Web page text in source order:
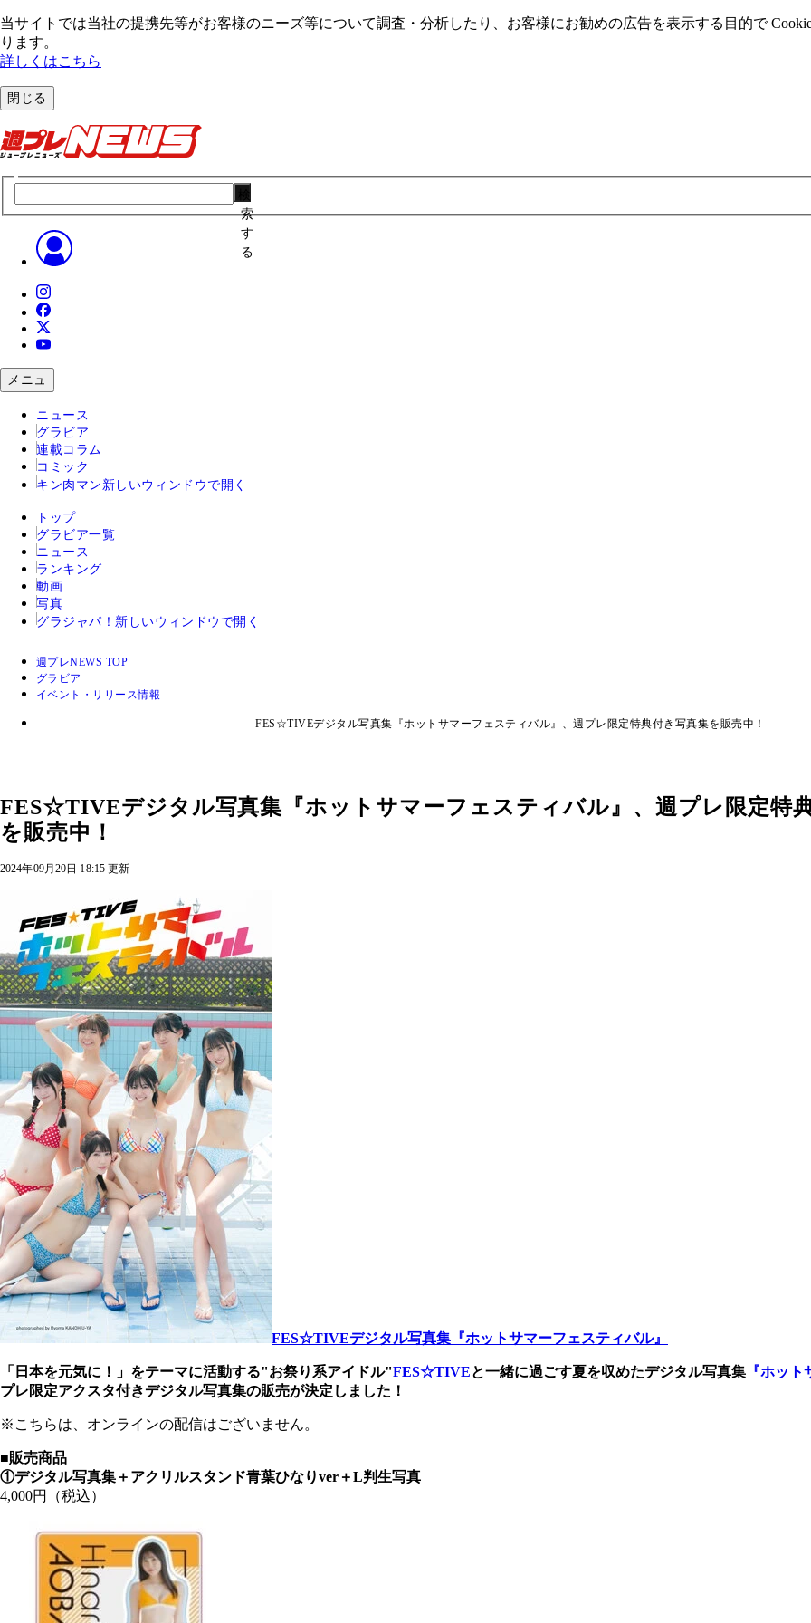
当サイトでは当社の提携先等がお客様のニーズ等について調査・分析したり、お客様にお勧めの広告を表⽰する⽬的で
ります。
詳しくはこちら
閉じる
索
す
る
メニュ
ニュース
グラビア
連載コラム
コミック
キン肉マン 新しいウィンドウで開く
トップ
グラビア一覧
ニュース
ランキング
動画
写真
グラジャパ！ 新しいウィンドウで開く
週プレNEWS TOP
グラビア
イベント・リリース情報
FES☆TIVEデジタル写真集『ホットサマーフェスティバル』、週プレ限定特典付き写真集を販売中！
FES☆TIVEデジタル写真集『ホットサマーフェスティバル』、週プレ限定特
を販売中！
2024年09月20日 18:15 更新
FES☆TIVEデジタル写真集『ホットサマーフェスティバル』
「日本を元気に！」をテーマに活動する"お祭り系アイドル"FES☆TIVEと一緒に過ごす夏を収めたデジタル写真集 『ホット
プレ限定アクスタ付きデジタル写真集の販売が決定しました！
※こちらは、オンラインの配信はございません。
■販売商品
①デジタル写真集＋アクリルスタンド青葉ひなりver＋L判生写真
4,000円（税込）